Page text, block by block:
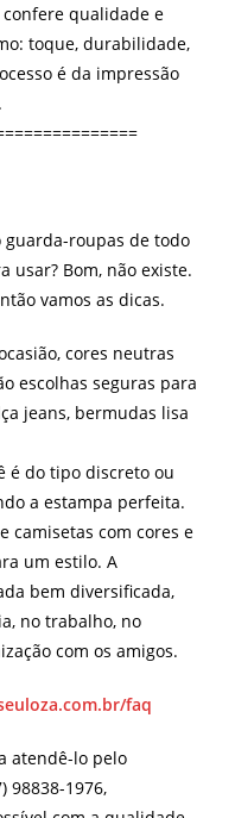
qualidade e
toque, durabilidade,
é da impressão
guarda-roupas de todo
usar? Bom, não existe.
vamos as dicas.
cores neutras
escolhas seguras para
jeans, bermudas lisa
é do tipo discreto ou
a estampa perfeita.
camisetas com cores e
um estilo. A
bem diversificada,
no trabalho, no
com os amigos.
faq
atendê-lo pelo
98838-1976,